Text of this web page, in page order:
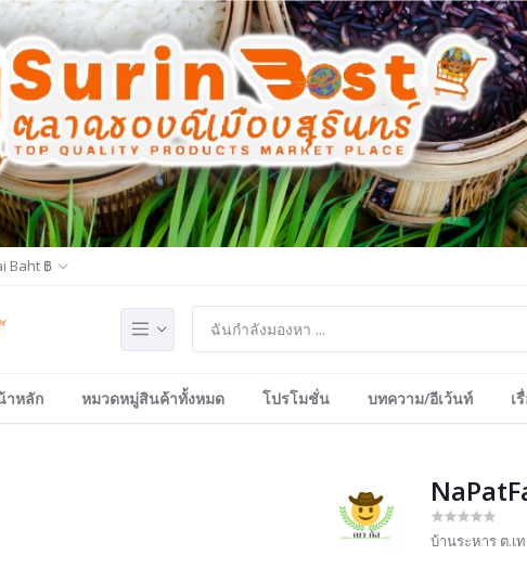
Baht ฿
าหลัก หมวดหมู่สินค้าทั้งหมด โปรโมชั่น บทความ/อีเว้นท์ เ
บ้านระหาร ต.เ